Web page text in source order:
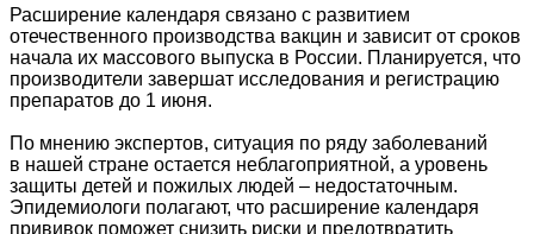
Расширение календаря связано с развитием
отечественного производства вакцин и зависит от сроков
начала их массового выпуска в России. Планируется, что
производители завершат исследования и регистрацию
препаратов до 1 июня.
По мнению экспертов, ситуация по ряду заболеваний
в нашей стране остается неблагоприятной, а уровень
защиты детей и пожилых людей – недостаточным.
Эпидемиологи полагают, что расширение календаря
прививок поможет снизить риски и предотвратить